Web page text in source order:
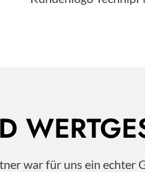
war für uns ein echter